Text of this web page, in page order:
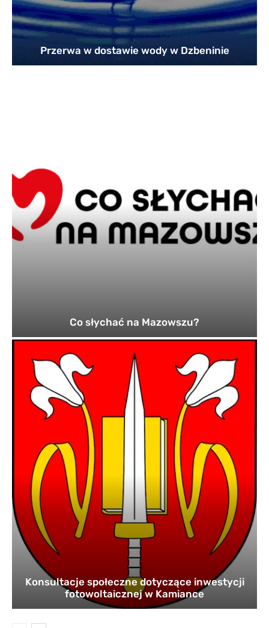
Przerwa w dostawie wody w Dzbeninie
Co słychać na Mazowszu?
Konsultacje społeczne dotyczące inwestycji
fotowoltaicznej w Kamiance